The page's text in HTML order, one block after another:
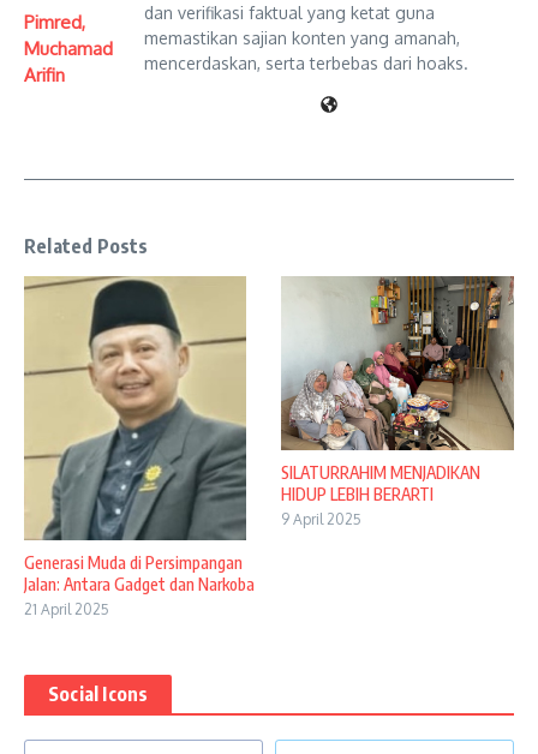
Pimred,
Muchamad
Arifin
dan verifikasi faktual yang ketat guna
memastikan sajian konten yang amanah,
mencerdaskan, serta terbebas dari hoaks.
Related Posts
Generasi Muda di Persimpangan
Jalan: Antara Gadget dan Narkoba
21 April 2025
SILATURRAHIM MENJADIKAN
HIDUP LEBIH BERARTI
9 April 2025
Social Icons